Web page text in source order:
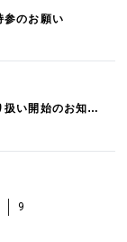
参のお願い
エマ・ローレンソンお取り扱い開始のお知らせ
9